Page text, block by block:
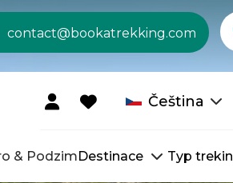
contact@bookatrekking.com
Čeština
& PodzimDestinace Typ